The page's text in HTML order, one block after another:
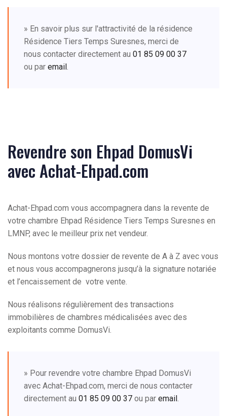
» En savoir plus sur l'attractivité de la résidence
Résidence Tiers Temps Suresnes, merci de
nous contacter directement au 01 85 09 00 37
ou par email
Revendre son Ehpad DomusVi
avec Achat-Ehpad.com
Achat-Ehpad.com vous accompagnera dans la revente de
votre chambre Ehpad Résidence Tiers Temps Suresnes en
LMNP, avec le meilleur prix net vendeur.
Nous montons votre dossier de revente de A à Z avec vous
et nous vous accompagnerons jusqu’à la signature notariée
et l’encaissement de votre vente.
Nous réalisons régulièrement des transactions
immobilières de chambres médicalisées avec des
exploitants comme DomusVi.
» Pour revendre votre chambre Ehpad DomusVi
avec Achat-Ehpad.com, merci de nous contacter
directement au 01 85 09 00 37 ou par email